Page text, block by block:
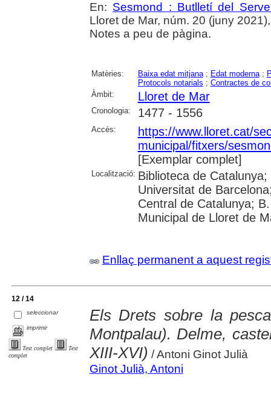
En: Sesmond : Butlletí del
Lloret de Mar, núm. 20 (juny
Notes a peu de pàgina.
Matèries: Baixa edat mitjana; Edat moderna;
Protocols notarials ; Contractes de
Àmbit:
Lloret de Mar
Cronologia: 1477 - 1556
Accés:
https://www.lloret.cat/
municipal/fitxers/
[Exemplar complet]
Localització: Biblioteca de
Universitat de
Central de Catalunya;
Municipal de Lloret de
Enllaç permanent a aquest
12 / 14
seleccionar
imprimir
Text complet
Text
complet
Els Drets sobre la
Montpalau). Delme,
XIII-XVI) / Antoni Ginot Julià
Ginot Julià, Antoni